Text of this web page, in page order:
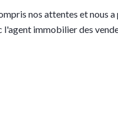
nos attentes et nous
immobilier des